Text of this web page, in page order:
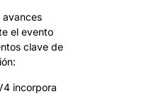
avances
el evento
clave de
incorpora